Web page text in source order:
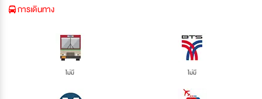
การเดินทาง
ไม่มี ไม่มี